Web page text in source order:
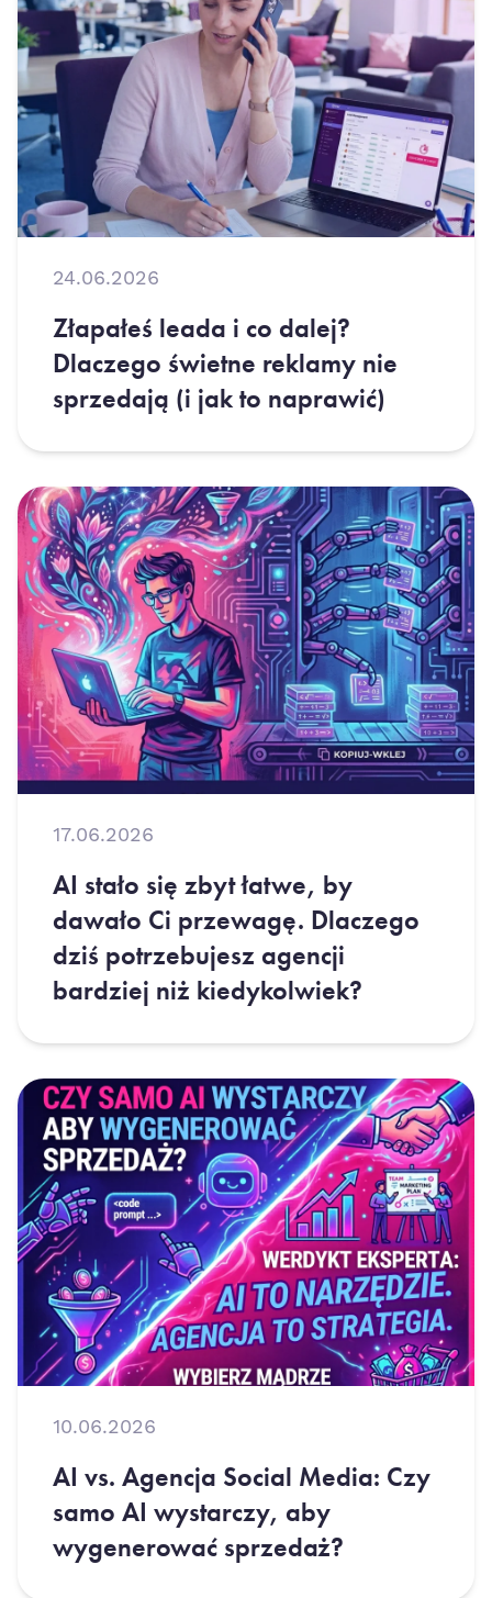
24.06.2026
Złapałeś leada i co dalej?
Dlaczego świetne reklamy nie
sprzedają (i jak to naprawić)
17.06.2026
AI stało się zbyt łatwe, by
dawało Ci przewagę. Dlaczego
dziś potrzebujesz agencji
bardziej niż kiedykolwiek?
10.06.2026
AI vs. Agencja Social Media: Czy
samo AI wystarczy, aby
wygenerować sprzedaż?